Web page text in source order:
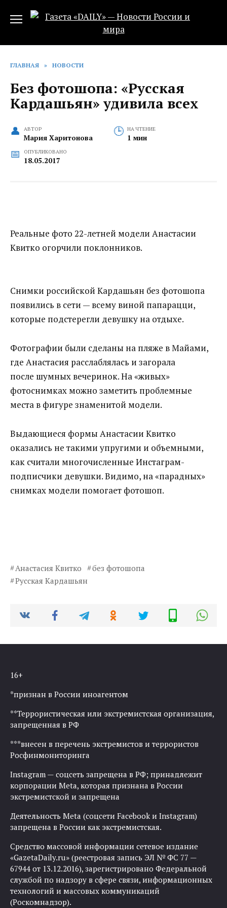
ГЛАВНАЯ » НОВОСТИ
Без фотошопа: «Русская
Кардашьян» удивила всех
АВТОР
Мария Харитонова
НА ЧТЕНИЕ
1 мин
ОПУБЛИКОВАНО
18.05.2017
Реальные фото 22-летней модели Анастасии
Квитко огорчили поклонников.
Снимки российской Кардашьян без фотошопа
появились в сети — всему виной папарацци,
которые подстерегли девушку на отдыхе.
Фотографии были сделаны на пляже в Майами,
где Анастасия расслаблялась и загорала
после шумных вечеринок. ‍На «живых»
фотоснимках можно заметить проблемные
места в фигуре знаменитой модели.
Выдающиеся формы Анастасии Квитко
оказались не такими упругими и объемными,
как считали многочисленные Инстаграм-
подписчики девушки. Видимо, на «парадных»
снимках модели помогает фотошоп.
Анастасия Квитко
без фотошопа
Русская Кардашьян
16+
*признан в России иноагентом
**Террористическая или экстремистская организация,
запрещенная в РФ
***внесен в перечень экстремистов и террористов
Росфинмониторинга
Instagram — соцсеть запрещена в РФ; принадлежит
корпорации Meta, которая признана в России
экстремистской и запрещена
Деятельность Meta (соцсети Facebook и Instagram)
запрещена в России как экстремистская.
Средство массовой информации сетевое издание
«GazetaDaily.ru» (реестровая запись ЭЛ № ФС 77 —
67944 от 13.12.2016), зарегистрировано Федеральной
службой по надзору в сфере связи, информационных
технологий и массовых коммуникаций
(Роскомнадзор).